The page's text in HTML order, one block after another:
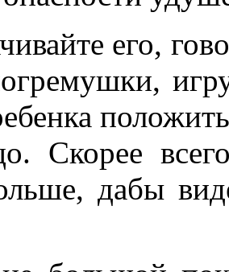
его,
Скорее
дабы